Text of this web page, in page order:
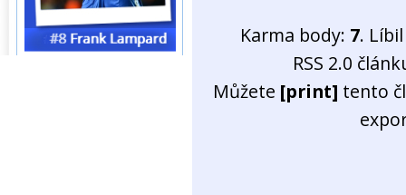
Karma body: 7.
RSS 2.0
Můžete [print] tento